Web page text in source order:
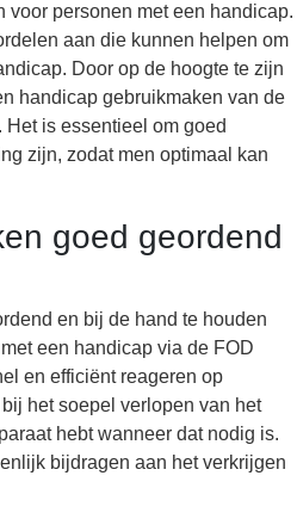
voor personen met een handicap.
aan die kunnen helpen om
Door op de hoogte te zijn
handicap gebruikmaken van de
is essentieel om goed
zijn, zodat men optimaal kan
goed geordend
en bij de hand te houden
een handicap via de FOD
en efficiënt reageren op
het soepel verlopen van het
hebt wanneer dat nodig is.
bijdragen aan het verkrijgen